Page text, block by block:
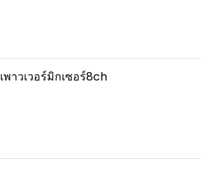
เพาวเวอร์มิกเซอร์8ch